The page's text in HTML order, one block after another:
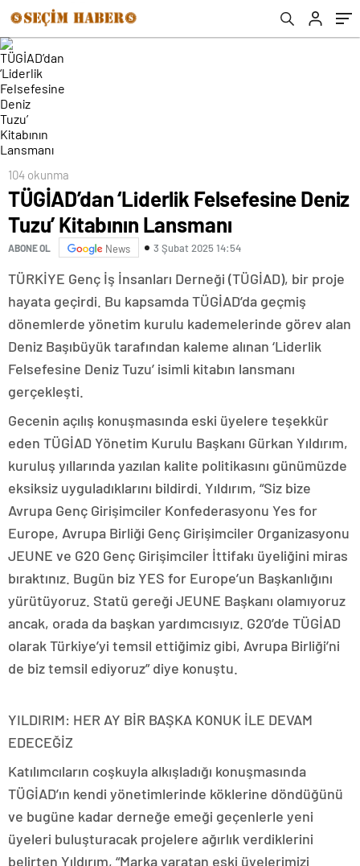
104 okunma
TÜGİAD’dan ‘Liderlik Felsefesine Deniz
Tuzu’ Kitabının Lansmanı
ABONE OL News 3 Şubat 2025 14:54
TÜRKİYE Genç İş İnsanları Derneği (TÜGİAD), bir proje
hayata geçirdi. Bu kapsamda TÜGİAD’da geçmiş
dönemlerde yönetim kurulu kademelerinde görev alan
Deniz Başıbüyük tarafından kaleme alınan ‘Liderlik
Felsefesine Deniz Tuzu’ isimli kitabın lansmanı
gerçekleşti.
Gecenin açılış konuşmasında eski üyelere teşekkür
eden TÜGİAD Yönetim Kurulu Başkanı Gürkan Yıldırım,
kuruluş yıllarında yazılan kalite politikasını günümüzde
eksiksiz uyguladıklarını bildirdi. Yıldırım, “Siz bize
Avrupa Genç Girişimciler Konfederasyonu Yes for
Europe, Avrupa Birliği Genç Girişimciler Organizasyonu
JEUNE ve G20 Genç Girişimciler İttifakı üyeliğini miras
bıraktınız. Bugün biz YES for Europe’un Başkanlığını
yürütüyoruz. Statü gereği JEUNE Başkanı olamıyoruz
ancak, orada da başkan yardımcısıyız. G20’de TÜGİAD
olarak Türkiye’yi temsil ettiğimiz gibi, Avrupa Birliği’ni
de biz temsil ediyoruz” diye konuştu.
YILDIRIM: HER AY BİR BAŞKA KONUK İLE DEVAM
EDECEĞİZ
Katılımcıların coşkuyla alkışladığı konuşmasında
TÜGİAD’ın kendi yönetimlerinde köklerine döndüğünü
ve bugüne kadar derneğe emeği geçenlerle yeni
üyeleri buluşturacak projelere ağırlık verdiklerini
belirten Yıldırım, “Marka yaratan eski üyelerimizi